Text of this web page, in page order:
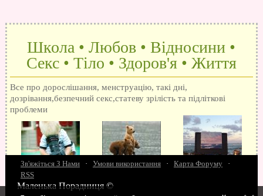
Школа • Любов • Відносини •
Секс • Тіло • Здоров'я • Життя
Все про дорослішання, менструацію, такі дні,
дозрівання,безпечний секс,статеву зрілість та підліткові
проблеми
15 запитань про секс Як досягти оргазм
Зв'яжіться З Нами · Умови використання · Карта Форуму
·
RSS
Маленька Порадниця ©